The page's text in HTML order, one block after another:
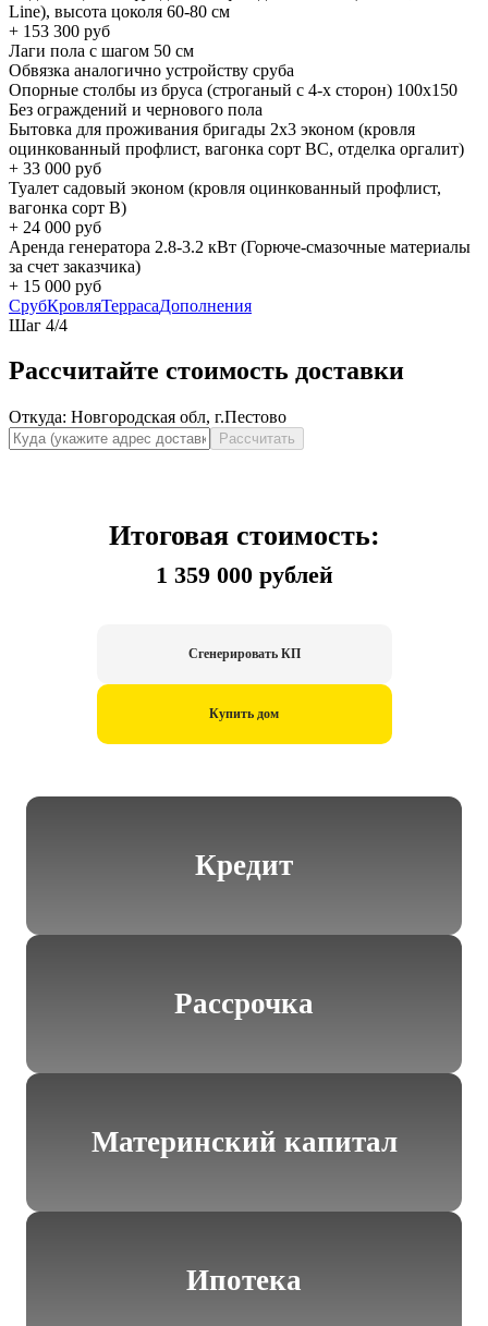
Line), высота цоколя 60-80 см
+ 153 300 руб
Лаги пола с шагом 50 см
Обвязка аналогично устройству сруба
Опорные столбы из бруса (строганый с 4-х сторон) 100х150
Без ограждений и чернового пола
Бытовка для проживания бригады 2x3 эконом (кровля
оцинкованный профлист, вагонка сорт BC, отделка оргалит)
+ 33 000 руб
Туалет садовый эконом (кровля оцинкованный профлист,
вагонка сорт B)
+ 24 000 руб
Аренда генератора 2.8-3.2 кВт (Горюче-смазочные материалы
за счет заказчика)
+ 15 000 руб
СрубКровляТеррасаДополнения
Шаг 4/4
Рассчитайте стоимость доставки
Откуда: Новгородская обл, г.Пестово
Рассчитать
Итоговая стоимость:
1 359 000 рублей
Сгенерировать КП
Купить дом
Кредит
Рассрочка
Материнский капитал
Ипотека